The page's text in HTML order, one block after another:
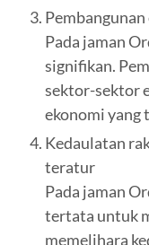
Pada jaman
signifikan.
sektor-sektor
ekonomi yang
Kedaulatan
teratur
Pada jaman
tertata untuk
memelihara